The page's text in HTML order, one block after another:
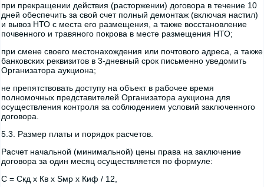
при прекращении действия (расторжении) договора в течение 10
дней обеспечить за свой счет полный демонтаж (включая настил)
и вывоз НТО с места его размещения, а также восстановление
почвенного и травяного покрова в месте размещения НТО;
при смене своего местонахождения или почтового адреса, а также
банковских реквизитов в 3-дневный срок письменно уведомить
Организатора аукциона;
не препятствовать доступу на объект в рабочее время
полномочных представителей Организатора аукциона для
осуществления контроля за соблюдением условий заключенного
договора.
5.3. Размер платы и порядок расчетов.
Расчет начальной (минимальной) цены права на заключение
договора за один месяц осуществляется по формуле:
C = Скд x Кв x Sмр x Киф / 12,